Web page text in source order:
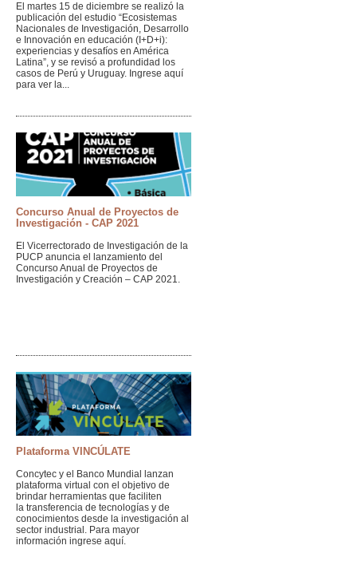
El martes 15 de diciembre se realizó la
publicación del estudio “Ecosistemas
Nacionales de Investigación, Desarrollo
e Innovación en educación (I+D+i):
experiencias y desafíos en América
Latina”, y se revisó a profundidad los
casos de Perú y Uruguay. Ingrese aquí
para ver la...
Concurso Anual de Proyectos de
Investigación - CAP 2021
El Vicerrectorado de Investigación de la
PUCP anuncia el lanzamiento del
Concurso Anual de Proyectos de
Investigación y Creación – CAP 2021.
Plataforma VINCÚLATE
Concytec y el Banco Mundial lanzan
plataforma virtual con el objetivo de
brindar herramientas que faciliten
la transferencia de tecnologías y de
conocimientos desde la investigación al
sector industrial. Para mayor
información ingrese aquí.